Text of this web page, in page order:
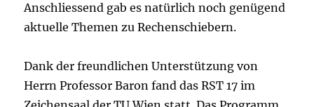
Anschliessend gab es natürlich noch genügend
aktuelle Themen zu Rechenschiebern.
Dank der freundlichen Unterstützung von
Herrn Professor Baron fand das RST 17 im